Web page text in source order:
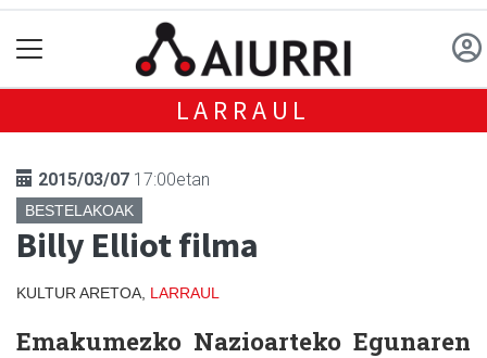
LARRAUL
2015/03/07 17:00etan
BESTELAKOAK
Billy Elliot filma
KULTUR ARETOA, LARRAUL
Emakumezko Nazioarteko Egunaren